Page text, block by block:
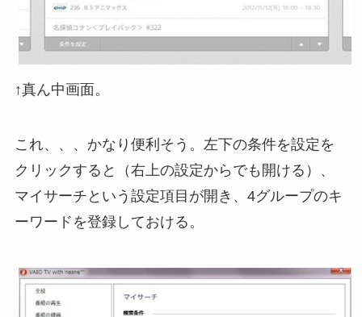
↑真ん中画面。
これ、、、かなり便利そう。左下の条件を設定を
クリックすると（右上の設定からでも開ける）、
マイサーチという設定項目が開き、4グループのキ
ーワードを登録しておける。